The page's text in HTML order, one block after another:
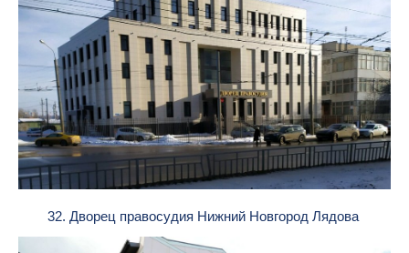
32. Дворец правосудия Нижний Новгород Лядова